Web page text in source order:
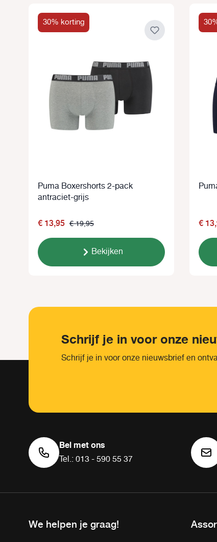
30% korting
Puma Boxershorts 2-pack
antraciet-grijs
€ 13,95 € 19,95
Bekijken
€
Schrijf je in voor onze
Schrijf je in voor onze nieuwsbrief en
Bel met ons
Tel.: 013 - 590 55 37
We helpen je graag!